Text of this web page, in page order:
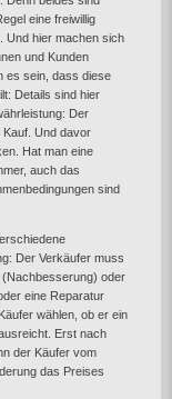
eine freiwillig
Und hier machen sich
und Kunden
es sein, dass diese
Details sind hier
Der
Und davor
Hat man eine
auch das
sind
Der Verkäufer muss
(Nachbesserung) oder
eine Reparatur
wählen, ob er ein
Erst nach
der Käufer vom
das Preises